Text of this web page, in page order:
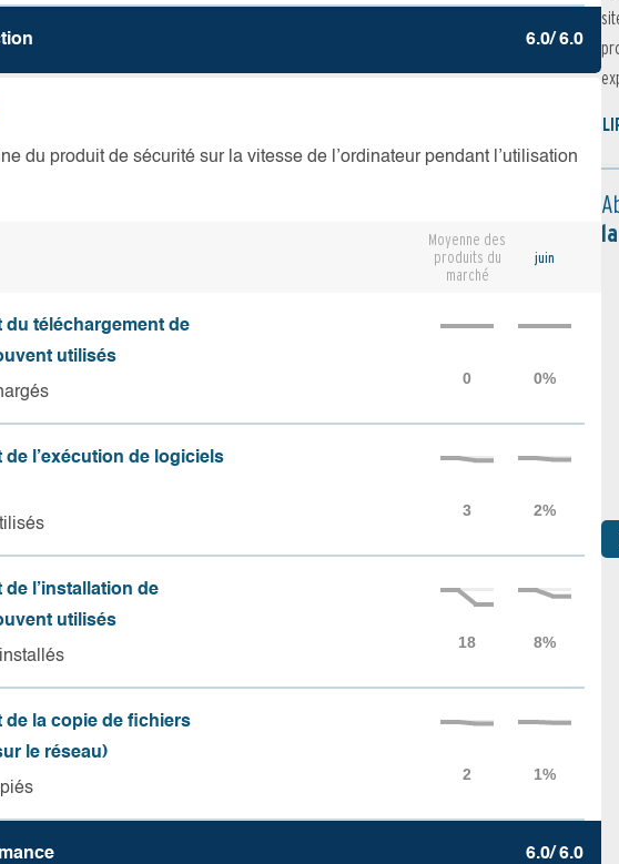
6.0/ 6.0
du produit de sécurité sur la vitesse de l’ordinateur pendant l’utilisation
Moyenne des
produits du
marché
juin
du téléchargement de
utilisés
de l’exécution de logiciels
de l’installation de
utilisés
de la copie de fichiers
le réseau)
6.0/ 6.0